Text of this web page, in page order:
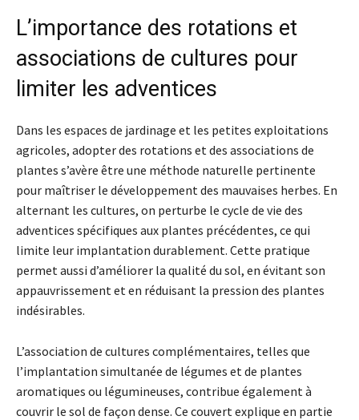
L’importance des rotations et
associations de cultures pour
limiter les adventices
Dans les espaces de jardinage et les petites exploitations
agricoles, adopter des rotations et des associations de
plantes s’avère être une méthode naturelle pertinente
pour maîtriser le développement des mauvaises herbes. En
alternant les cultures, on perturbe le cycle de vie des
adventices spécifiques aux plantes précédentes, ce qui
limite leur implantation durablement. Cette pratique
permet aussi d’améliorer la qualité du sol, en évitant son
appauvrissement et en réduisant la pression des plantes
indésirables.
L’association de cultures complémentaires, telles que
l’implantation simultanée de légumes et de plantes
aromatiques ou légumineuses, contribue également à
couvrir le sol de façon dense. Ce couvert explique en partie